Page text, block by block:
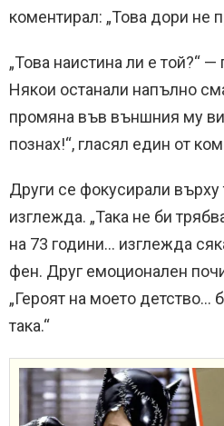
коментирал: „Това дори не
„Това наистина ли е той?“ —
Някои останали напълно
промяна във външния му
познах!“, гласял един от
Други се фокусирали върху
изглежда. „Така не би
на 73 години… изглежда
фен. Друг емоционален
„Героят на моето
така.“